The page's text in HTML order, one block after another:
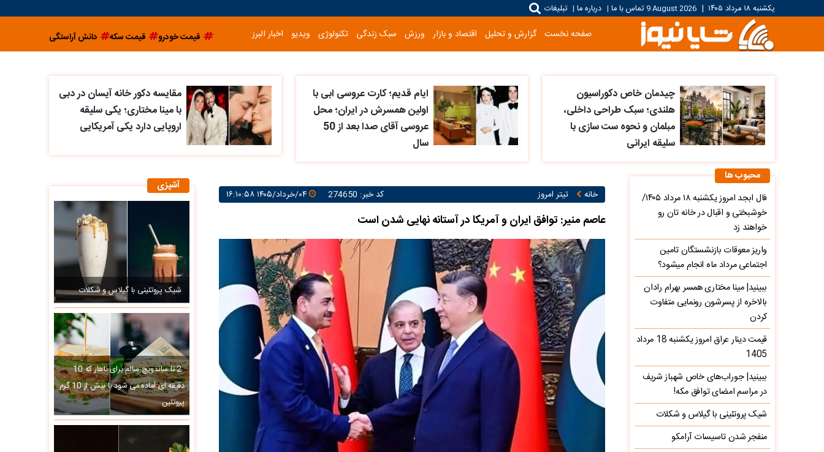
یکشنبه ۱۸ مرداد ۱۴۰۵ |
9 August 2026 تماس با ما | درباره ما | تبلیغات
صفحه نخست گزارش و تحلیل اقتصاد و بازار ورزش سبک زندگی تکنولوژی ویدیو اخبار البرز قیمت خودرو قیمت سکه دانش آراستگی
چیدمان خاص دکوراسیون
هلندی؛ سبک طراحی داخلی،
مبلمان و نحوه ست سازی با
سلیقه ایرانی
ایام قدیم؛ کارت عروسی ابی با
اولین همسرش در ایران؛ محل
عروسی آقای صدا بعد از 50
سال
مقایسه دکور خانه آیسان در دبی
با مینا مختاری؛ یکی سلیقه
اروپایی دارد یکی آمریکایی
خانه تیتر امروز کد خبر: 274650 ۰۴/خرداد/۱۴۰۵ ۱۶:۱۰:۵۸
عاصم منیر: توافق ایران و آمریکا در آستانه نهایی شدن است
آشپزی
شیک پروتئینی با گیلاس و شکلات
2 تا ساندویچ سالم برای ناهار که 10
دقیقه ای آماده می شود با بیش از 10 گرم
پروتئین
محبوب ها
فال ابجد امروز یکشنبه ۱۸ مرداد ۱۴۰۵/
خوشبختی و اقبال در خانه تان رو
خواهند زد
واریز معوقات بازنشستگان تامین
اجتماعی مرداد ماه انجام میشود؟
ببینید| مینا مختاری همسر بهرام رادان
بالاخره از پسرشون رونمایی متفاوت
کردن
قیمت دینار عراق امروز یکشنبه 18 مرداد
1405
ببینید| جوراب‌های خاص شهباز شریف
در مراسم امضای توافق مکه!
شیک پروتئینی با گیلاس و شکلات
منفجر شدن تاسیسات آرامکو